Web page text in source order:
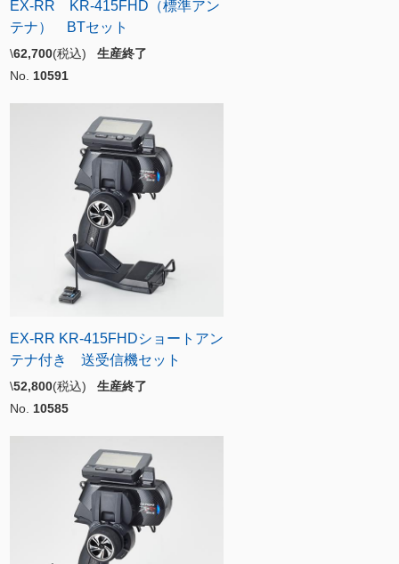
EX-RR KR-415FHD（標準アン
テナ） BTセット
\62,700(税込) 生産終了
No. 10591
EX-RR KR-415FHDショートアン
テナ付き 送受信機セット
\52,800(税込) 生産終了
No. 10585